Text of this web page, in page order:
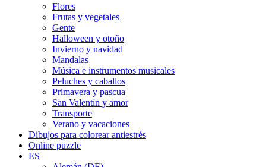
Flores
Frutas y vegetales
Gente
Halloween y otoño
Invierno y navidad
Mandalas
Música e instrumentos musicales
Peluches y caballos
Primavera y pascua
San Valentín y amor
Transporte
Verano y vacaciones
Dibujos para colorear antiestrés
Online puzzle
ES